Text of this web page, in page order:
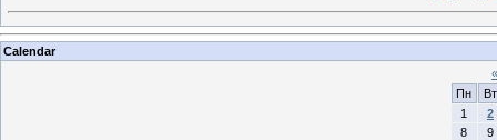
Calendar
«
Пн
Вт
1
2
8
9